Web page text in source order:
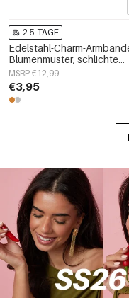
2-5 TAGE
Edelstahl-Charm-
Blumenmuster, schlichte
Alltagsserie,
MSRP €12,99
€3,95